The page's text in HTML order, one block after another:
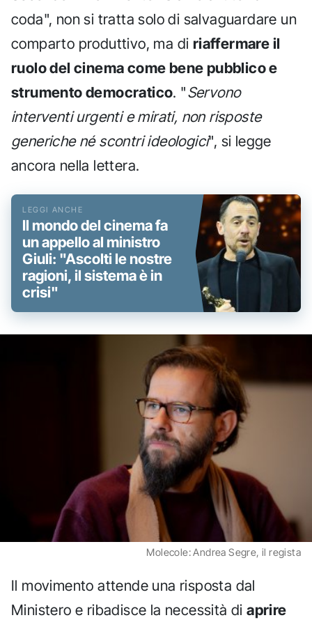
coda", non si tratta solo di salvaguardare un
comparto produttivo, ma di riaffermare il
ruolo del cinema come bene pubblico e
strumento democratico. "Servono
interventi urgenti e mirati, non risposte
generiche né scontri ideologici", si legge
ancora nella lettera.
Il mondo del cinema fa
un appello al ministro
Giuli: "Ascolti le nostre
ragioni, il sistema è in
crisi"
Molecole: Andrea Segre, il regista
Il movimento attende una risposta dal
Ministero e ribadisce la necessità diaprire